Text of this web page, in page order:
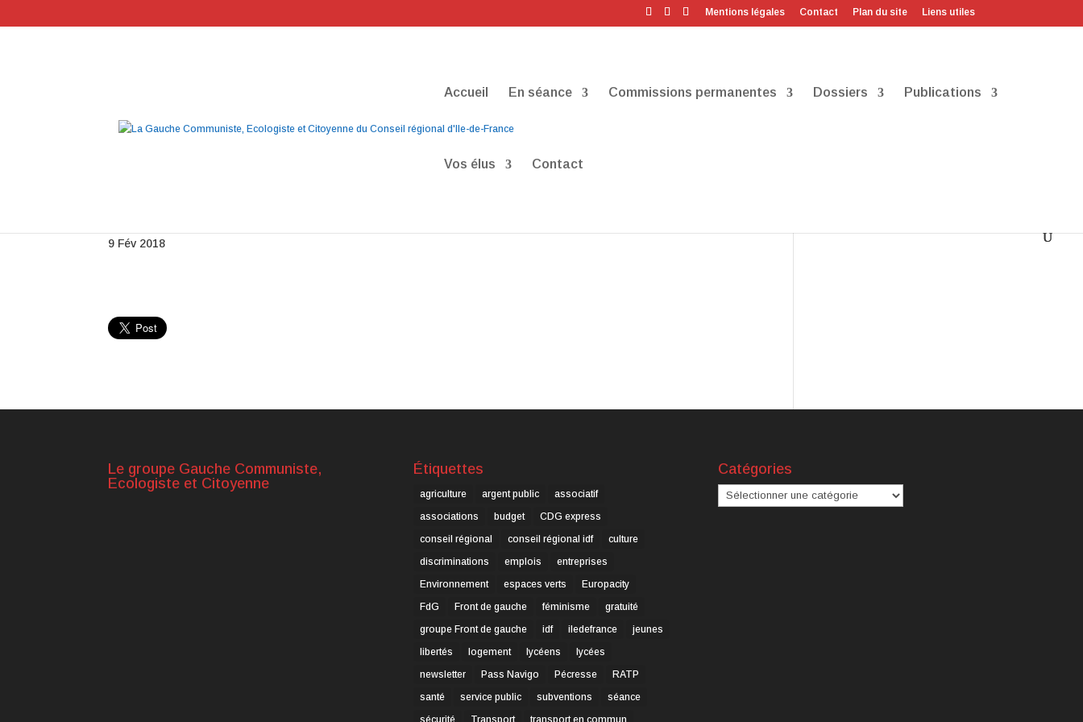
Mentions légales Contact Plan du site Liens utiles
Accueil En séance Commissions permanentes Dossiers Publications
Vos élus Contact
9 Fév 2018
Le groupe Gauche Communiste,
Ecologiste et Citoyenne
Étiquettes
agriculture argent public
associatif
associations
budget
CDG express
conseil régional
conseil régional idf
culture
discriminations
emplois
entreprises
Environnement
espaces verts
Europacity
FdG
Front de gauche féminisme
gratuité
groupe Front de gauche
idf iledefrance
jeunes
libertés
logement lycéens
lycées
newsletter
Pass Navigo Pécresse
RATP
santé
service public subventions
séance
sécurité
Transport transport en commun
Catégories
Catégories